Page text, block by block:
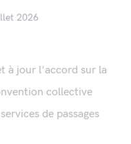
2026
à jour l'accord sur la
collective
de passages